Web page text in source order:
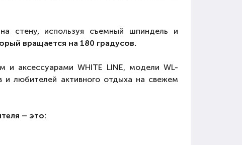
стену, используя съемный шпиндель и
вращается на 180 градусов.
аксессуарами WHITE LINE, модели WL-
любителей активного отдыха на свежем
– это: